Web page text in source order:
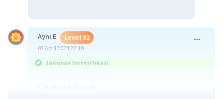
Ayni E Level 92
03 April 2024 22:10
Jawaban terverifikasi